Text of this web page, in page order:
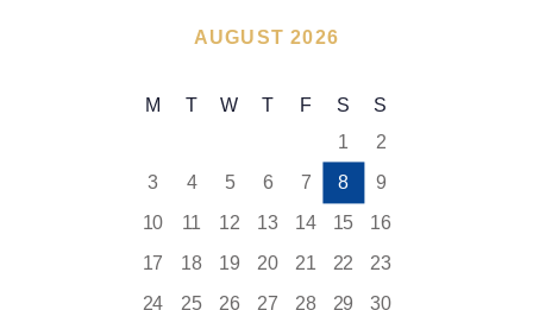
AUGUST 2026
M T W T F S
S
1
2
3
4 5 6 7 8
9
10
11 12 13 14 15
16
17
18 19 20 21 22
23
24
25 26 27 28 29
30